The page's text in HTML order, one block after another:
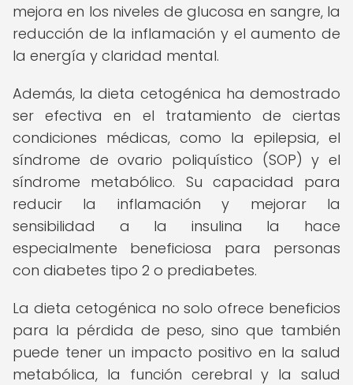
mejora en los niveles de glucosa en sangre, la
reducción de la inflamación y el aumento de
la energía y claridad mental.
Además, la dieta cetogénica ha demostrado
ser efectiva en el tratamiento de ciertas
condiciones médicas, como la epilepsia, el
síndrome de ovario poliquístico (SOP) y el
síndrome metabólico. Su capacidad para
reducir la inflamación y mejorar la
sensibilidad a la insulina la hace
especialmente beneficiosa para personas
con diabetes tipo 2 o prediabetes.
La dieta cetogénica no solo ofrece beneficios
para la pérdida de peso, sino que también
puede tener un impacto positivo en la salud
metabólica, la función cerebral y la salud